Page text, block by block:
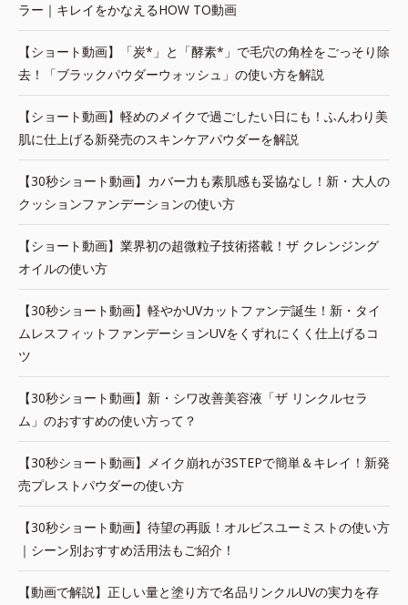
ラー｜キレイをかなえるHOW TO動画
【ショート動画】「炭*」と「酵素*」で毛穴の角栓をごっそり除
去！「ブラックパウダーウォッシュ」の使い方を解説
【ショート動画】軽めのメイクで過ごしたい日にも！ふんわり美
肌に仕上げる新発売のスキンケアパウダーを解説
【30秒ショート動画】カバー力も素肌感も妥協なし！新・大人の
クッションファンデーションの使い方
【ショート動画】業界初の超微粒子技術搭載！ザ クレンジング
オイルの使い方
【30秒ショート動画】軽やかUVカットファンデ誕生！新・タイ
ムレスフィットファンデーションUVをくずれにくく仕上げるコ
ツ
【30秒ショート動画】新・シワ改善美容液「ザ リンクルセラ
ム」のおすすめの使い方って？
【30秒ショート動画】メイク崩れが3STEPで簡単＆キレイ！新発
売プレストパウダーの使い方
【30秒ショート動画】待望の再販！オルビスユーミストの使い方
｜シーン別おすすめ活用法もご紹介！
【動画で解説】正しい量と塗り方で名品リンクルUVの実力を存